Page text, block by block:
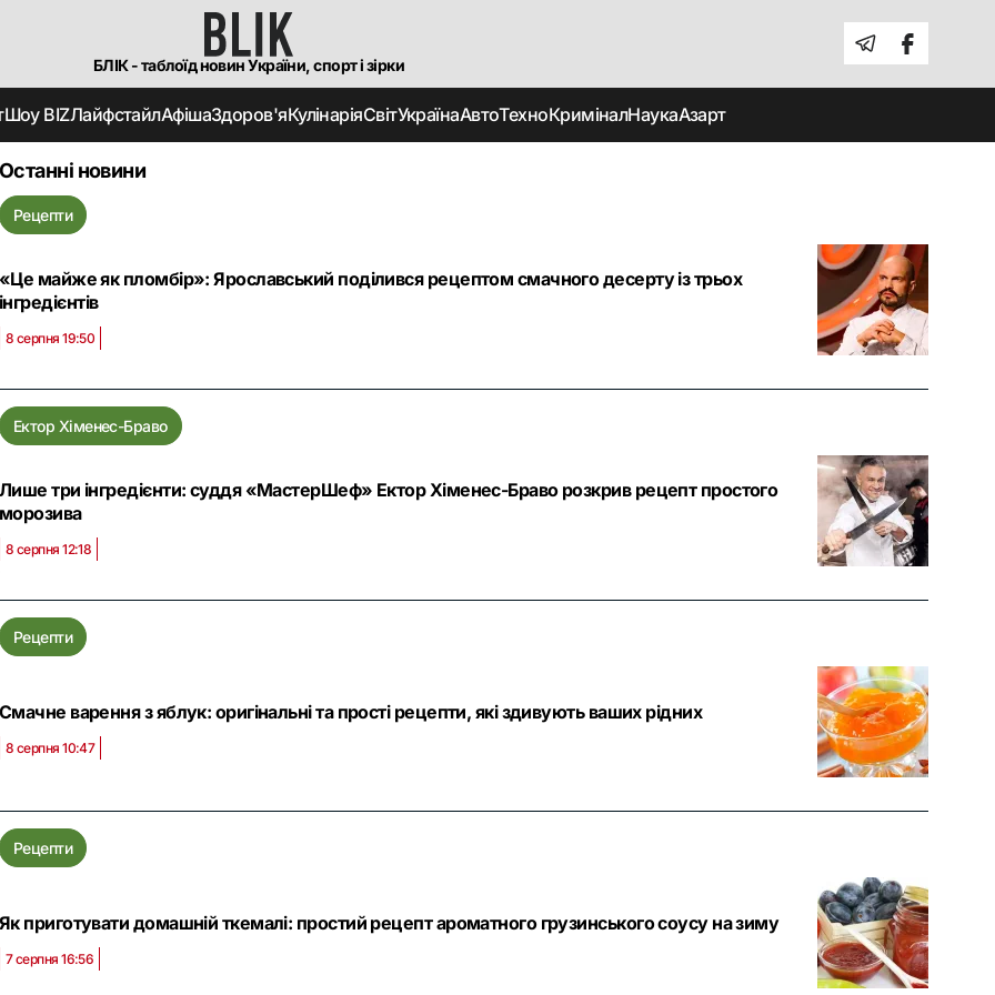
БЛІК - таблоїд новин України, спорт і зірки
Шоу BIZЛайфстайлАфішаЗдоров'яКулінаріяСвітУкраїнаАвтоТехноКриміналНаукаАзарт
Останні новини
Рецепти
«Це майже як пломбір»: Ярославський поділився рецептом смачного десерту із трьох
інгредієнтів
8 серпня 19:50
Ектор Хіменес-Браво
Лише три інгредієнти: суддя «МастерШеф» Ектор Хіменес-Браво розкрив рецепт простого
морозива
8 серпня 12:18
Рецепти
Смачне варення з яблук: оригінальні та прості рецепти, які здивують ваших рідних
8 серпня 10:47
Рецепти
Як приготувати домашній ткемалі: простий рецепт ароматного грузинського соусу на зиму
7 серпня 16:56